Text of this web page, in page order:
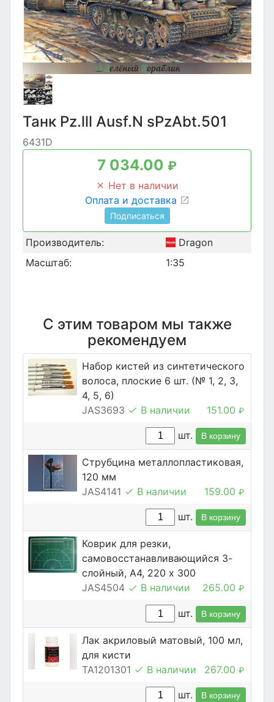
Танк Pz.lll Ausf.N sPzAbt.501
6431D
7 034.00 ₽
Нет в наличии
Оплата и доставка
Подписаться
Производитель:
Dragon
Масштаб:
1:35
С этим товаром мы также
рекомендуем
Набор кистей из синтетического
волоса, плоские 6 шт. (№ 1, 2, 3,
4, 5, 6)
JAS3693
В наличии 151.00 ₽
шт. В корзину
Струбцина металлопластиковая,
120 мм
JAS4141
В наличии 159.00 ₽
шт. В корзину
Коврик для резки,
самовосстанавливающийся 3-
слойный, А4, 220 х 300
JAS4504
В наличии 265.00 ₽
шт. В корзину
Лак акриловый матовый, 100 мл,
для кисти
TA1201301
В наличии 267.00 ₽
шт. В корзину